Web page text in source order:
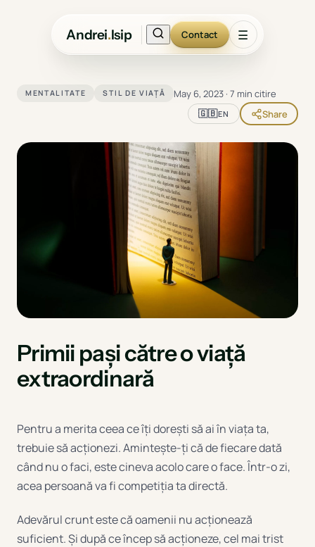
Andrei.Isip Contact ☰
MENTALITATE STIL DE VIAȚĂ May 6, 2023 ·7 min citire
🇬🇧EN Share
Primii pași către o viață
extraordinară
Pentru a merita ceea ce îți dorești să ai în viața ta,
trebuie să acționezi. Amintește-ți că de fiecare dată
când nu o faci, este cineva acolo care o face. Într-o zi,
acea persoană va fi competiția ta directă.
Adevărul crunt este că oamenii nu acționează
suficient. Și după ce încep să acționeze, cel mai trist